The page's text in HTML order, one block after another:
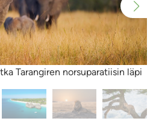
Tarangiren norsuparatiisin läpi